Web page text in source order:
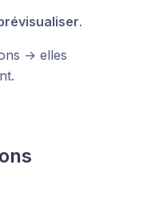
.
→ elles